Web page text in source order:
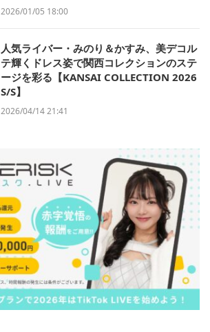
2026/01/05 18:00
人気ライバー・みのり＆かすみ、美デコル
テ輝くドレス姿で関西コレクションのステ
ージを彩る【KANSAI COLLECTION 2026
S/S】
2026/04/14 21:41